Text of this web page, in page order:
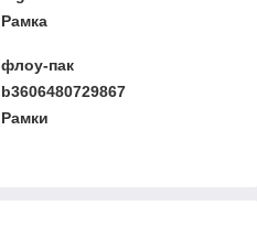
Рамка
флоу-пак
b3606480729867
Рамки